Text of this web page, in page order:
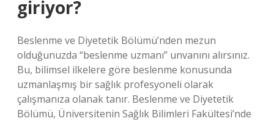
giriyor?
Beslenme ve Diyetetik Bölümü’nden mezun
olduğunuzda “beslenme uzmanı” unvanını alırsınız.
Bu, bilimsel ilkelere göre beslenme konusunda
uzmanlaşmış bir sağlık profesyoneli olarak
çalışmanıza olanak tanır. Beslenme ve Diyetetik
Bölümü, Üniversitenin Sağlık Bilimleri Fakültesi’nde